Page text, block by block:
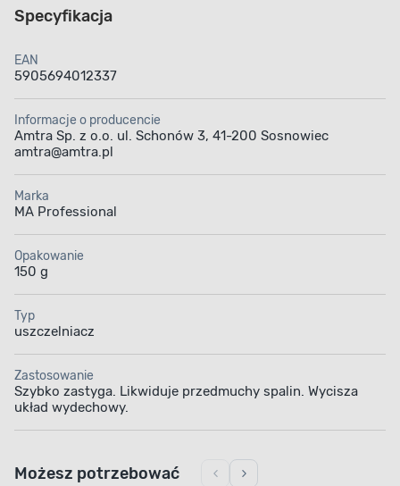
Specyfikacja
EAN
5905694012337
Informacje o producencie
Amtra Sp. z o.o. ul. Schonów 3, 41-200 Sosnowiec
amtra@amtra.pl
Marka
MA Professional
Opakowanie
150 g
Typ
uszczelniacz
Zastosowanie
Szybko zastyga. Likwiduje przedmuchy spalin. Wycisza
układ wydechowy.
Możesz potrzebować